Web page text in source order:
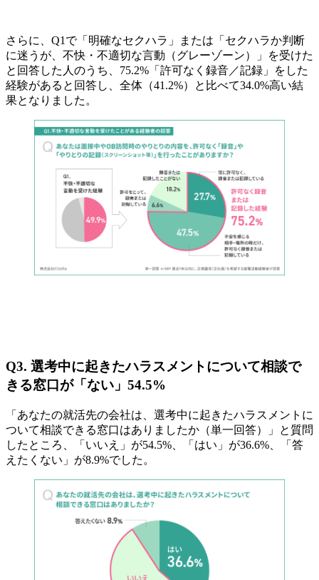
さらに、Q1で「明確なセクハラ」または「セクハラか判断
に迷うが、不快・不適切な言動（グレーゾーン）」を受けた
と回答した人のうち、75.2%「許可なく録音／記録」をした
経験があると回答し、全体（41.2%）と比べて34.0%高い結
果となりました。
Q3. 選考中に起きたハラスメントについて相談で
きる窓口が「ない」54.5%
「あなたの就活先の会社は、選考中に起きたハラスメントに
ついて相談できる窓口はありましたか（単一回答）」と質問
したところ、「いいえ」が54.5%、「はい」が36.6%、「答
えたくない」が8.9%でした。